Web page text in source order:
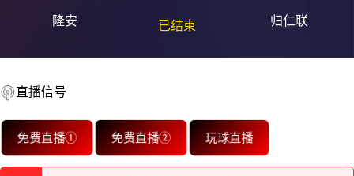
隆安 已结束 归仁联
直播信号
免费直播① 免费直播② 玩球直播
2026-08-15 【越南甲】 隆安VS归仁联